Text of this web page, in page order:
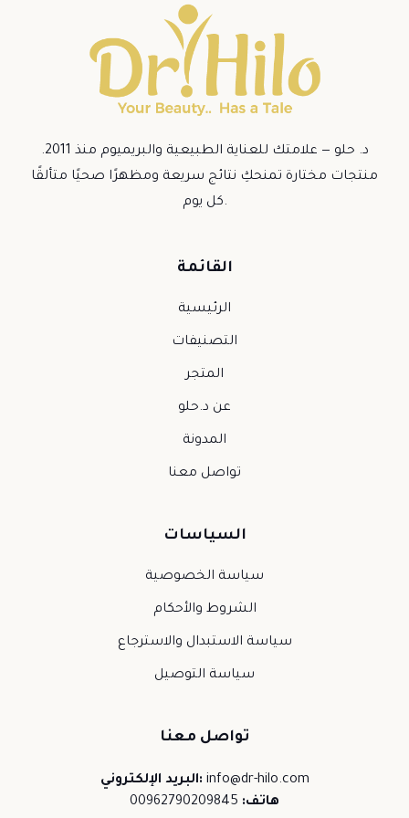
د. حلو — علامتك للعناية الطبيعية والبريميوم منذ 2011.
منتجات مختارة تمنحكِ نتائج سريعة ومظهرًا صحيًا متألقًا
كل يوم.
القائمة
الرئيسية
التصنيفات
المتجر
عن د.حلو
المدونة
تواصل معنا
السياسات
سياسة الخصوصية
الشروط والأحكام
سياسة الاستبدال والاسترجاع
سياسة التوصيل
تواصل معنا
البريد الإلكتروني: info@dr-hilo.com
هاتف: 00962790209845